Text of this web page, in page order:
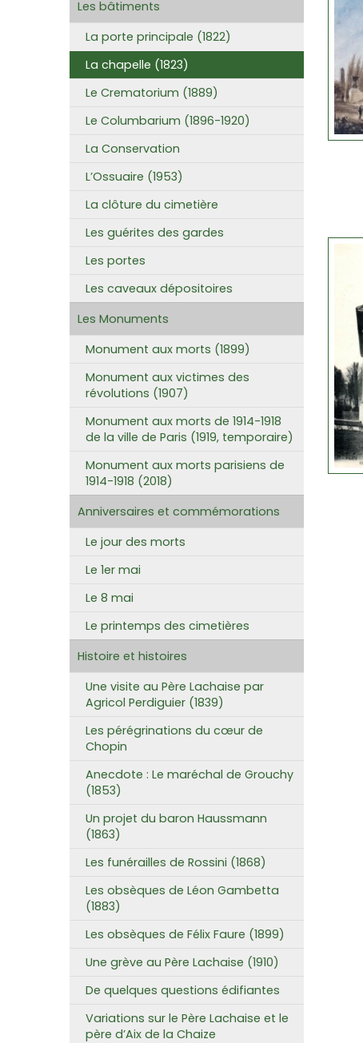
Les bâtiments
La porte principale (1822)
La chapelle (1823)
Le Crematorium (1889)
Le Columbarium (1896-1920)
La Conservation
L’Ossuaire (1953)
La clôture du cimetière
Les guérites des gardes
Les portes
Les caveaux dépositoires
Les Monuments
Monument aux morts (1899)
Monument aux victimes des
révolutions (1907)
Monument aux morts de 1914-1918
de la ville de Paris (1919, temporaire)
Monument aux morts parisiens de
1914-1918 (2018)
Anniversaires et commémorations
Le jour des morts
Le 1er mai
Le 8 mai
Le printemps des cimetières
Histoire et histoires
Une visite au Père Lachaise par
Agricol Perdiguier (1839)
Les pérégrinations du cœur de
Chopin
Anecdote : Le maréchal de Grouchy
(1853)
Un projet du baron Haussmann
(1863)
Les funérailles de Rossini (1868)
Les obsèques de Léon Gambetta
(1883)
Les obsèques de Félix Faure (1899)
Une grève au Père Lachaise (1910)
De quelques questions édifiantes
Variations sur le Père Lachaise et le
père d’Aix de la Chaize